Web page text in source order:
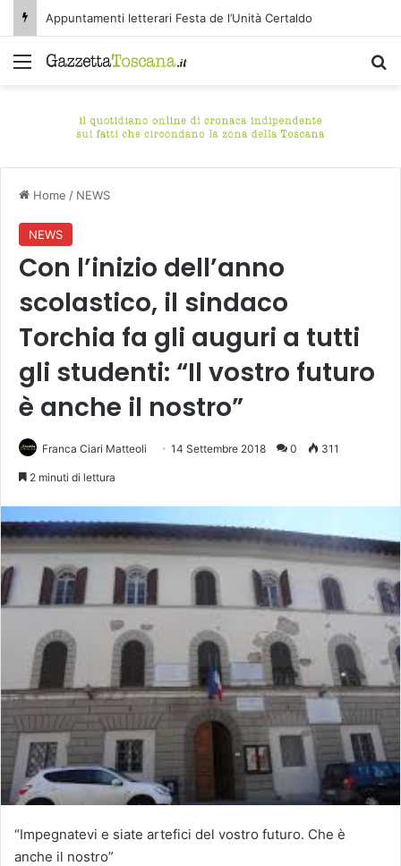
Appuntamenti letterari Festa de l’Unità Certaldo
Menu
Home / NEWS
NEWS
Con l’inizio dell’anno
scolastico, il sindaco
Torchia fa gli auguri a tutti
gli studenti: “Il vostro futuro
è anche il nostro”
Franca Ciari Matteoli 14 Settembre 2018 0 311
2 minuti di lettura
“Impegnatevi e siate artefici del vostro futuro. Che è
anche il nostro”